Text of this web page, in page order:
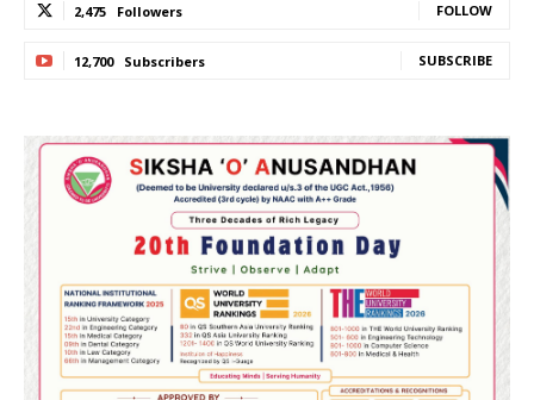
2,475 Followers FOLLOW
12,700 Subscribers SUBSCRIBE